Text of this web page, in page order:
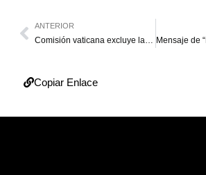
ANTERIOR
Comisión vaticana excluye la posibilidad de ordenar mujeres como diáconos
Copiar Enlace